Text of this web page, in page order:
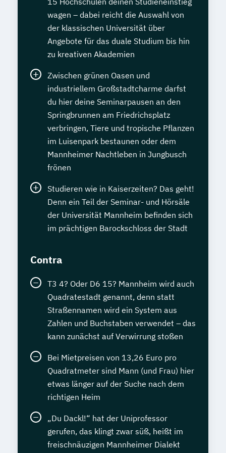
Geprüfte/r Python-Programmierer/in (SGD)
Geprüfte/r Qualitätsbeauftragte/r TÜV –
Qualitätsmanagement
Geprüfte/r Schutz- und Sicherheitskraft
(IHK)
Geprüfte/r Software-Entwickler/in
Geprüfte/r Technische/r Fachwirt/in (IHK)
Geprüfte/r Tourismusfachwirt/in (IHK)
Geprüfte/r Umwelt- und
Klimaschutzmanager/in
Geprüfte/r Web Application Developer/in
(SGD)
Geprüfte/r Web-Entwickler/in
Geprüfte/r Wirtschaftsfachwirt/in (IHK)
Geprüfte/r Handelsfachwirt/in (IHK)
3D (SGD)
Geprüfter Foto-Designer
Geprüfter Kommunikationstrainer/in und
Rhetoriktrainer/in (SGD)
Geprüfter Konstrukteur/in CAD
Geschäftsführung für Kleinbetriebe
Grundwissen Psychologie
Gutes Deutsch in Beruf und Alltag
Hauptschulabschluss mit Englisch
Hauptschulabschluss ohne Englisch
Haustechnik
Heilpraktiker/in – Vorbereitung auf die
amtsärztliche Überprüfung
Wirtschafts­ingenieur­wesen Künstliche
Intelligenz
Wirtschafts­ingenieur­wesen Lebensmittel
Wirtschafts­ingenieur­wesen Logistik
Wirtschafts­ingenieur­wesen Mechatronik
Wirtschafts­ingenieur­wesen Medizintechnik
Wirtschafts­ingenieur­wesen
Verfahrenstechnik
Zukunftsmanagement
Wirtschaftsbezogene Qualifikationen (IHK)
Gesundheitspädagoge/-in -
Gesundheitsberater/-in Fachrichtung
"Heilpflanzenkunde"
Gesundheitspädagoge/-in -
Gesundheitsberater/-in mit Fachrichtung
"Lebensmittelunverträglichkeiten"
Gewichtsmanagement
Grundlagen der Ernährungsmedizin
Grundlagen der Physikalischen Therapien
Grundlagen der Phytotherapie
Grundlagen der artgerechten Tierhaltung
Grundlagen der klassischen
Naturheilverfahren
Heilpflanzenkunde Heilpraktiker/-in
Heilpraktiker/-in Fachrichtung
"Akupunktur"
"Ernährungsberatung/-medizin"
"Heilpflanzenkunde"
Heilpraktiker/-in Fachrichtung "Klassische
Homöopathie"
Heilpraktiker/-in Fachrichtung
"Psychotherapie"
Heilpraktiker/-in Fachrichtung
"Sportmedizin"
Heilpraktiker/-in für Psychotherapie
Heilpraktiker/-in für Psychotherapie
Fachrichtung "Burnout-Prävention"
Heilpraktiker/-in für Psychotherapie
Fachrichtung "Entspannungstherapie"
wagen – dabei reicht die Auswahl von
der klassischen Universität über
Angebote für das duale Studium bis hin
zu kreativen Akademien
Zwischen grünen Oasen und
industriellem Großstadtcharme darfst
du hier deine Seminarpausen an den
Springbrunnen am Friedrichsplatz
verbringen, Tiere und tropische Pflanzen
im Luisenpark bestaunen oder dem
Mannheimer Nachtleben in Jungbusch
frönen
Studieren wie in Kaiserzeiten? Das geht!
Denn ein Teil der Seminar- und Hörsäle
der Universität Mannheim befinden sich
im prächtigen Barockschloss der Stadt
Contra
T3 4? Oder D6 15? Mannheim wird auch
Quadratestadt genannt, denn statt
Straßennamen wird ein System aus
Zahlen und Buchstaben verwendet – das
kann zunächst auf Verwirrung stoßen
Bei Mietpreisen von 13,26 Euro pro
Quadratmeter sind Mann (und Frau) hier
etwas länger auf der Suche nach dem
richtigen Heim
„Du Dackl!“ hat der Uniprofessor
gerufen, das klingt zwar süß, heißt im
freischnäuzigen Mannheimer Dialekt